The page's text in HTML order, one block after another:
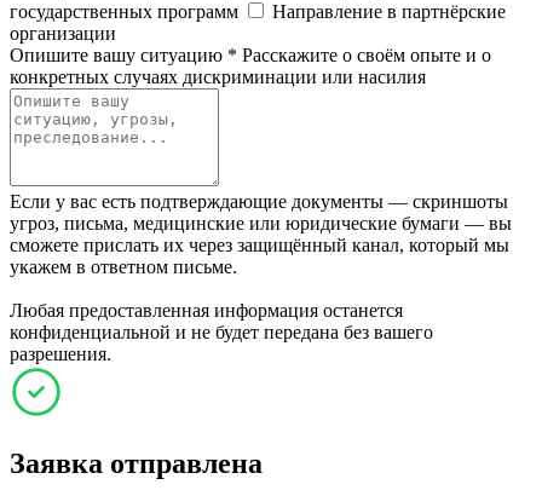
государственных программ
Направление в партнёрские
организации
Опишите вашу ситуацию * Расскажите о своём опыте и о
конкретных случаях дискриминации или насилия
Если у вас есть подтверждающие документы — скриншоты
угроз, письма, медицинские или юридические бумаги — вы
сможете прислать их через защищённый канал, который мы
укажем в ответном письме.
Любая предоставленная информация останется
конфиденциальной и не будет передана без вашего
разрешения.
Заявка отправлена